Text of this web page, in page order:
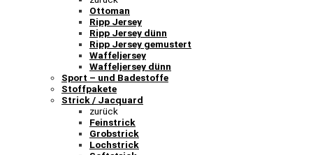
Ottoman
Ripp Jersey
Ripp Jersey dünn
Ripp Jersey gemustert
Waffeljersey
Waffeljersey dünn
Sport – und Badestoffe
Stoffpakete
Strick / Jacquard
zurück
Feinstrick
Grobstrick
Lochstrick